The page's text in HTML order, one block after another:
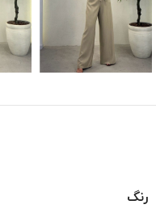
رنگ